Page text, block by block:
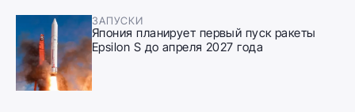
ЗАПУСКИ
Япония планирует первый пуск ракеты
Epsilon S до апреля 2027 года